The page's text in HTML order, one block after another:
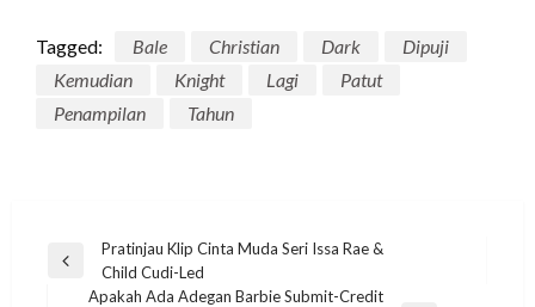
Tagged: Bale Christian Dark
Dipuji
Kemudian
Knight Lagi
Patut
Penampilan
Tahun
Post
navigation
Previous
Pratinjau Klip Cinta Muda Seri Issa Rae &
Child Cudi-Led
Apakah Ada Adegan Barbie Submit-Credit